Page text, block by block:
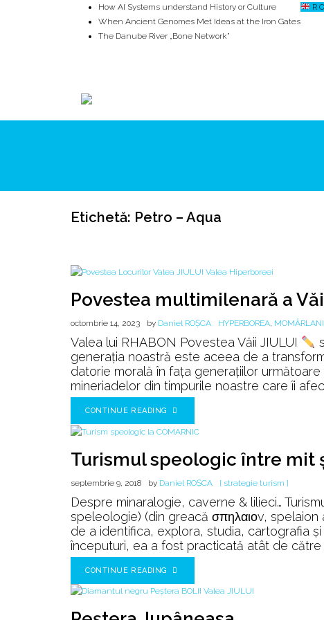
R
How AI Systems understand History or Culture
When Ancient Genomes Met Ideas at the Iron Gates
The Danube River „Bone Network”
Etichetă: Petro – Aqua
Povestea multimilenară a
octombrie 14, 2023 by Daniel ROȘCA HYPERBOREA, MOMÂRLANI
Valea lui RHABON Povestea Văii JIULUI
generația noastră este aceea de a
datorie morală în fața generațiilor
mineriadelor din timpurile noastre care îi
CONTINUE READING
Turismul speologic între mit
septembrie 9, 2018 by Daniel ROȘCA [ strategie turism ]
Despre minaralogie, caverne & lilieci…
speleologie) (din greacă σπηλαιοv,
de a identifica, explora, studia, cartografia
începuturi, ea a fost practicată atât de către
CONTINUE READING